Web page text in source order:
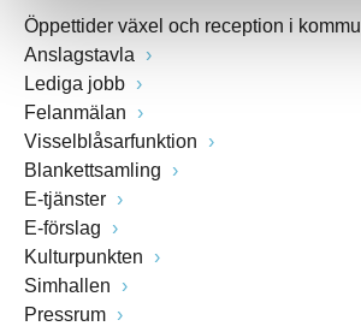
Öppettider växel och reception i
Anslagstavla
Lediga jobb
Felanmälan
Visselblåsarfunktion
Blankettsamling
E-tjänster
E-förslag
Kulturpunkten
Simhallen
Pressrum